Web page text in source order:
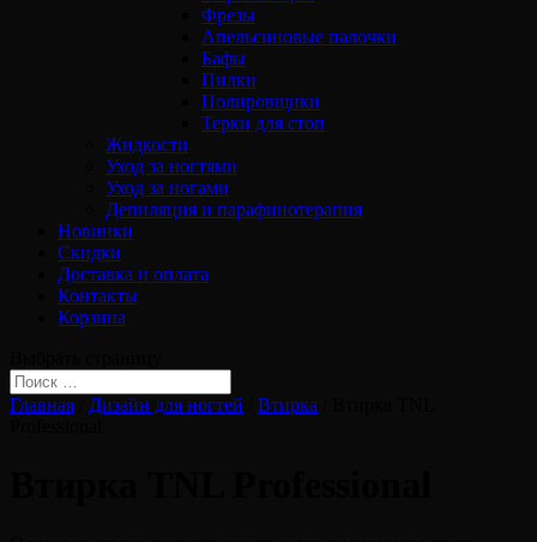
Фрезы
Апельсиновые палочки
Бафы
Пилки
Полировщики
Терки для стоп
Жидкости
Уход за ногтями
Уход за ногами
Депиляция и парафинотерапия
Новинки
Скидки
Доставка и оплата
Контакты
Корзина
Главная Дизайн для ногтей Втирка